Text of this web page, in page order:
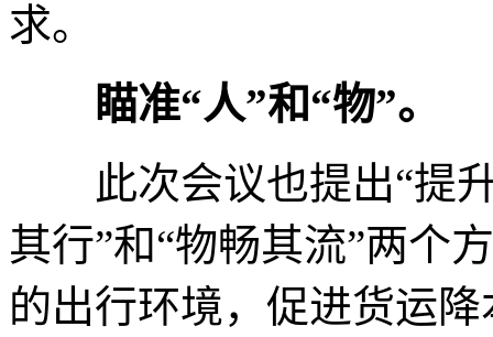
求。
瞄准“人”和“物”。
此次会议也提出“提升
其行”和“物畅其流”两
的出行环境，促进货运